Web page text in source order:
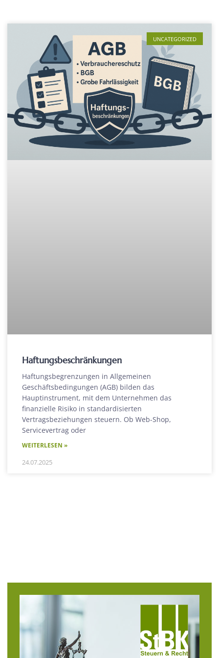
UNCATEGORIZED
Haftungsbeschränkungen
Haftungsbegrenzungen in Allgemeinen
Geschäftsbedingungen (AGB) bilden das
Hauptinstrument, mit dem Unternehmen das
finanzielle Risiko in standardisierten
Vertragsbeziehungen steuern. Ob Web-Shop,
Servicevertrag oder
WEITERLESEN »
24.07.2025